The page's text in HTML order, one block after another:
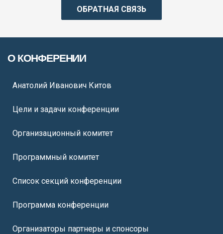
ОБРАТНАЯ СВЯЗЬ
О КОНФЕРЕНИИ
Анатолий Иванович Китов
Цели и задачи конференции
Организационный комитет
Программный комитет
Список секций конференции
Программа конференции
Организаторы партнеры и спонсоры